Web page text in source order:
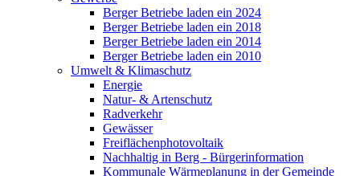
Berger Betriebe laden ein 2024
Berger Betriebe laden ein 2018
Berger Betriebe laden ein 2014
Berger Betriebe laden ein 2010
Umwelt & Klimaschutz
Energie
Natur- & Artenschutz
Radverkehr
Gewässer
Freiflächenphotovoltaik
Nachhaltig in Berg - Bürgerinformation
Kommunale Wärmeplanung in der Gemeinde